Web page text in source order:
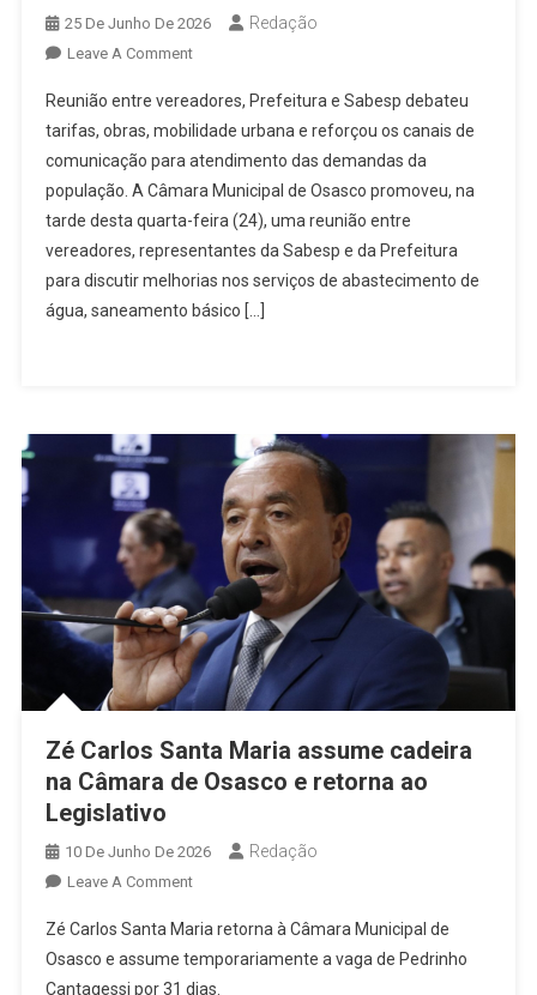
25 De Junho De 2026 Redação
Leave A CommentOn
De
Osasco
E
Sabesp
Discutem
Abastecimento,
Saneamento
E
À
População
Reunião entre vereadores, Prefeitura e Sabesp debateu
tarifas, obras, mobilidade urbana e reforçou os canais de
comunicação para atendimento das demandas da
população. A Câmara Municipal de Osasco promoveu, na
tarde desta quarta-feira (24), uma reunião entre
vereadores, representantes da Sabesp e da Prefeitura
para discutir melhorias nos serviços de abastecimento de
água, saneamento básico […]
Zé Carlos Santa Maria assume cadeira
na Câmara de Osasco e retorna ao
Legislativo
10 De Junho De 2026 Redação
Leave A CommentOn
Carlos
Santa
Maria
Zé Carlos Santa Maria retorna à Câmara Municipal de
Osasco e assume temporariamente a vaga de Pedrinho
Cantagessi por 31 dias.